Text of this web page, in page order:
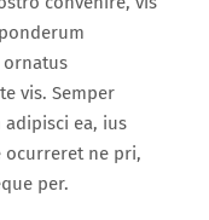
ornatus
vis. Semper
ea, ius
ocurreret ne pri,
per.